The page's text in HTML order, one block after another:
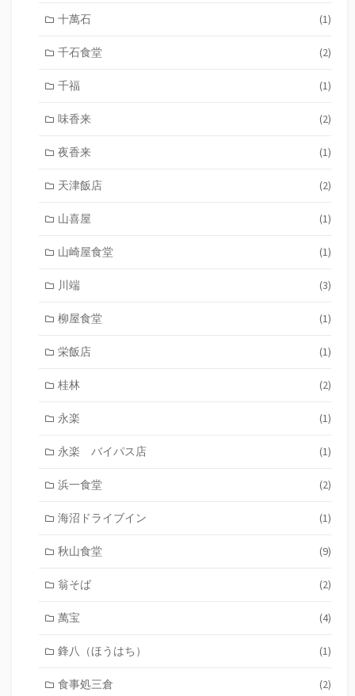
十萬石 (1)
千石食堂 (2)
千福 (1)
味香来 (2)
夜香来 (1)
天津飯店 (2)
山喜屋 (1)
山崎屋食堂 (1)
川端 (3)
柳屋食堂 (1)
栄飯店 (1)
桂林 (2)
永楽 (1)
永楽 バイパス店 (1)
浜一食堂 (2)
海沼ドライブイン (1)
秋山食堂 (9)
翁そば (2)
萬宝 (4)
鋒八（ほうはち） (1)
食事処三倉 (2)